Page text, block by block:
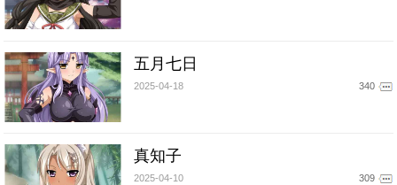
五月七日
2025-04-18 340
真知子
2025-04-10 309